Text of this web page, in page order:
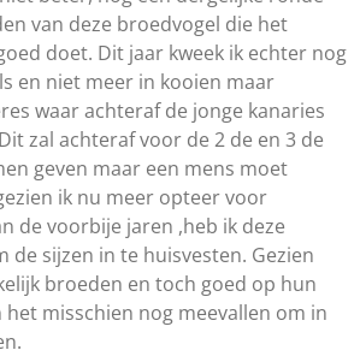
van deze broedvogel die het
doet. Dit jaar kweek ik echter nog
en niet meer in kooien maar
waar achteraf de jonge kanaries
zal achteraf voor de 2 de en 3 de
geven maar een mens moet
ik nu meer opteer voor
de voorbije jaren ,heb ik deze
de sijzen in te huisvesten. Gezien
broeden en toch goed op hun
het misschien nog meevallen om in